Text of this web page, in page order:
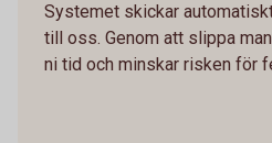
Systemet skickar
till oss. Genom att slippa
ni tid och minskar risken för